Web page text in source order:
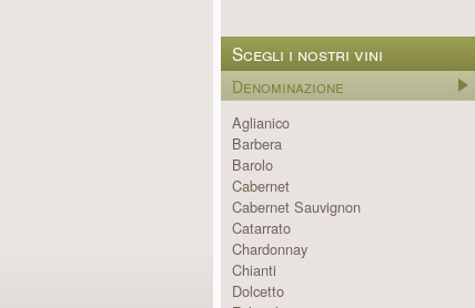
Scegli i nostri vini
Denominazione
Aglianico
Barbera
Barolo
Cabernet
Cabernet Sauvignon
Catarrato
Chardonnay
Chianti
Dolcetto